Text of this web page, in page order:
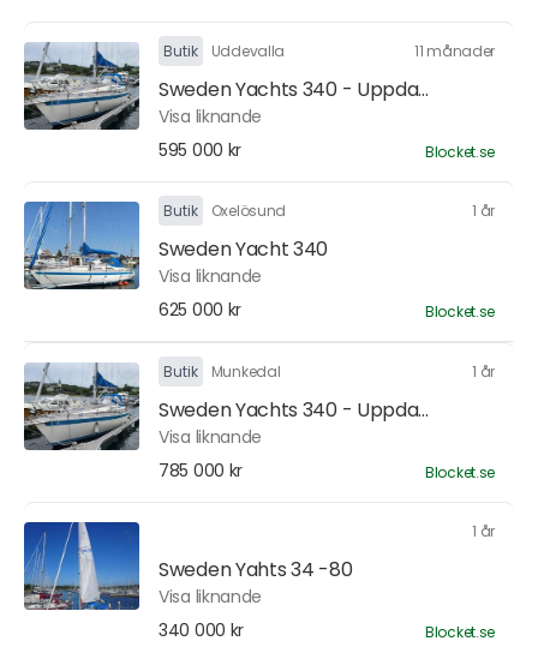
Butik Uddevalla 11 månader
Sweden Yachts 340 - Uppda...
Visa liknande
595 000 kr
Blocket.se
Butik Oxelösund 1 år
Sweden Yacht 340
Visa liknande
625 000 kr
Blocket.se
Butik Munkedal 1 år
Sweden Yachts 340 - Uppda...
Visa liknande
785 000 kr
Blocket.se
1 år
Sweden Yahts 34 -80
Visa liknande
340 000 kr
Blocket.se